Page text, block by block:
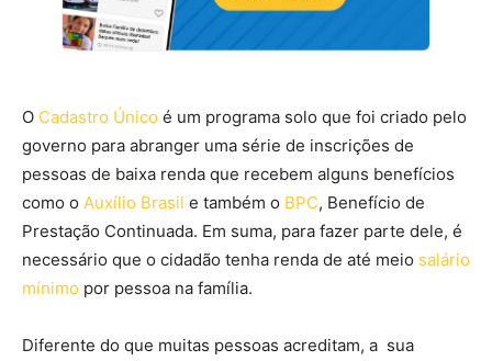
O Cadastro Único é um programa solo que foi criado pelo
governo para abranger uma série de inscrições de
pessoas de baixa renda que recebem alguns benefícios
como o Auxílio Brasil e também o BPC, Benefício de
Prestação Continuada. Em suma, para fazer parte dele, é
necessário que o cidadão tenha renda de até meio salário
mínimo por pessoa na família.
Diferente do que muitas pessoas acreditam, a sua